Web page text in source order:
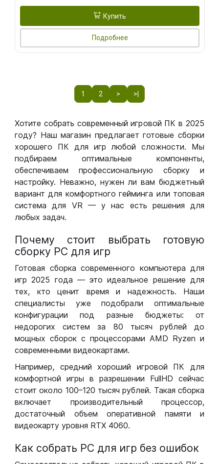
Купить
Подробнее
1 2 > >|
Хотите собрать современный игровой ПК в 2025
году? Наш магазин предлагает готовые сборки
хорошего ПК для игр любой сложности. Мы
подбираем оптимальные компоненты,
обеспечиваем профессиональную сборку и
настройку. Неважно, нужен ли вам бюджетный
вариант для комфортного гейминга или топовая
система для VR — у нас есть решения для
любых задач.
Почему стоит выбрать готовую
сборку РС для игр
Готовая сборка современного компьютера для
игр 2025 года — это идеальное решение для
тех, кто ценит время и надежность. Наши
специалисты уже подобрали оптимальные
конфигурации под разные бюджеты: от
недорогих систем за 80 тысяч рублей до
мощных сборок с процессорами AMD Ryzen и
современными видеокартами.
Например, средний хороший игровой ПК для
комфортной игры в разрешении FullHD сейчас
стоит около 100–120 тысяч рублей. Такая сборка
включает производительный процессор,
достаточный объем оперативной памяти и
видеокарту уровня RTX 4060.
Как собрать РС для игр без ошибок